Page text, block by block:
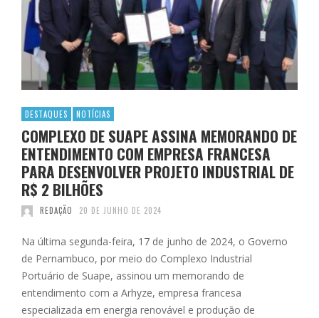
DESTAQUES NOTÍCIAS
COMPLEXO DE SUAPE ASSINA MEMORANDO DE
ENTENDIMENTO COM EMPRESA FRANCESA
PARA DESENVOLVER PROJETO INDUSTRIAL DE
R$ 2 BILHÕES
REDAÇÃO 20 DE JUNHO DE 2024
Na última segunda-feira, 17 de junho de 2024, o Governo
de Pernambuco, por meio do Complexo Industrial
Portuário de Suape, assinou um memorando de
entendimento com a Arhyze, empresa francesa
especializada em energia renovável e produção de